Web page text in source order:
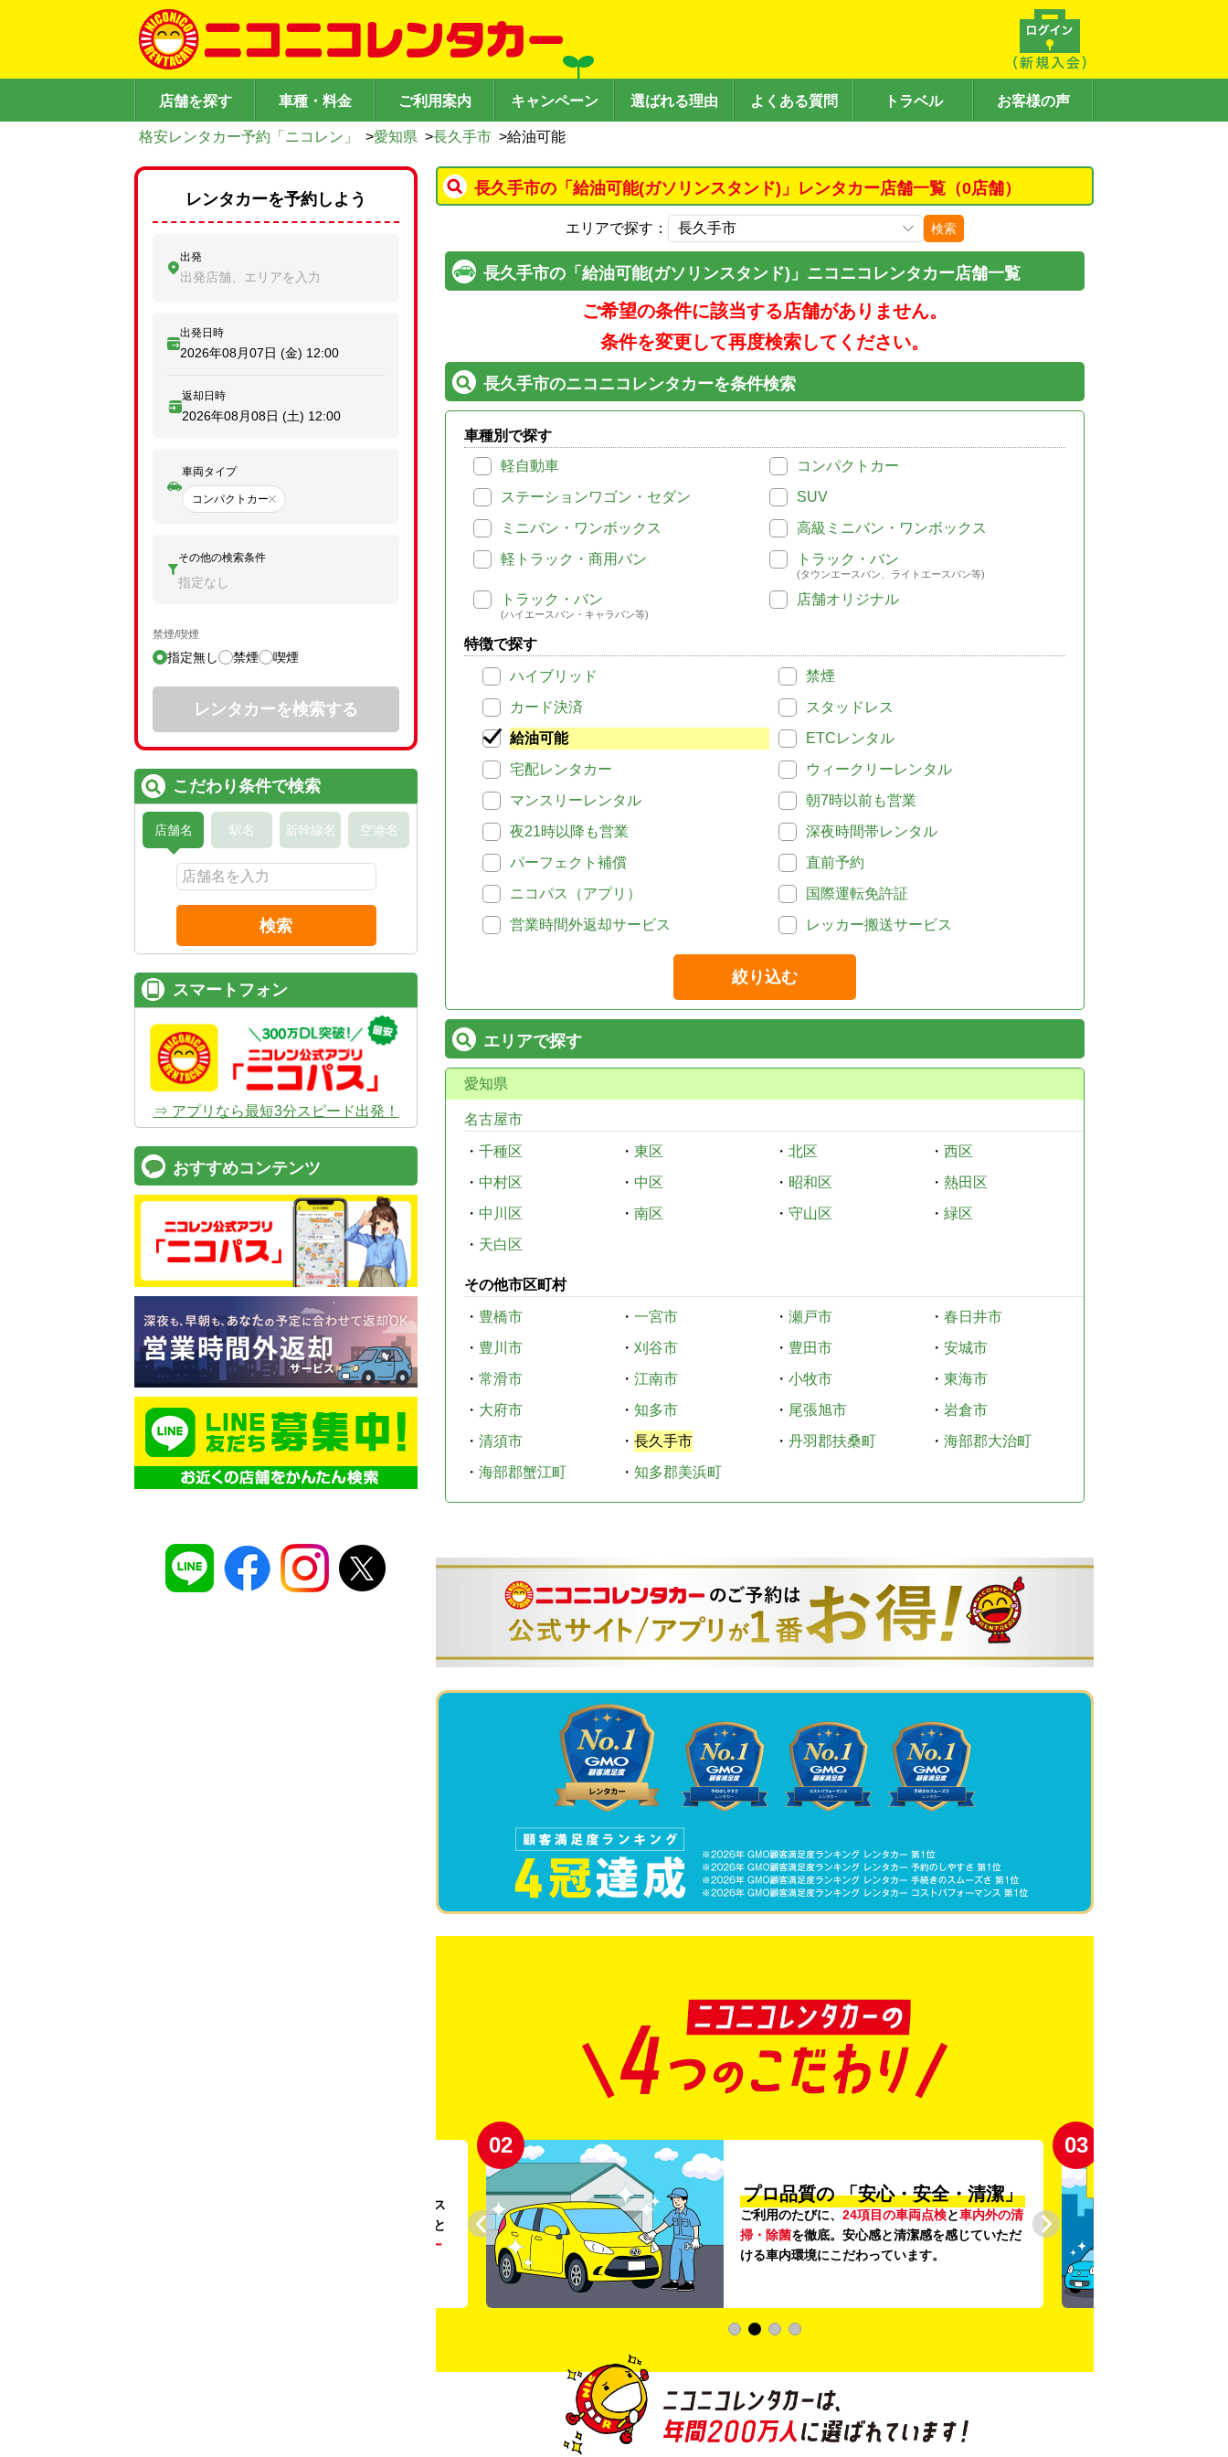
店舗を探す 車種・料金 ご利用案内 キャンペーン 選ばれる理由 よくある質問 トラベル お客様の声
格安レンタカー予約「ニコレン」 >愛知県 >長久手市 >給油可能
長久手市の「給油可能(ガソリンスタンド)」レンタカー店舗一覧（0店舗）
エリアで探す： 検索
長久手市の「給油可能(ガソリンスタンド)」ニコニコレンタカー店舗一覧
ご希望の条件に該当する店舗がありません。
条件を変更して再度検索してください。
長久手市のニコニコレンタカーを条件検索
車種別で探す
軽自動車
コンパクトカー
ステーションワゴン・セダン
SUV
ミニバン・ワンボックス
高級ミニバン・ワンボックス
軽トラック・商用バン
トラック・バン
(タウンエースバン、ライトエースバン等)
トラック・バン
(ハイエースバン・キャラバン等)
店舗オリジナル
特徴で探す
ハイブリッド
禁煙
カード決済
スタッドレス
給油可能
ETCレンタル
宅配レンタカー
ウィークリーレンタル
マンスリーレンタル
朝7時以前も営業
夜21時以降も営業
深夜時間帯レンタル
パーフェクト補償
直前予約
ニコパス（アプリ）
国際運転免許証
営業時間外返却サービス
レッカー搬送サービス
絞り込む
エリアで探す
愛知県
名古屋市
・ 千種区 ・ 東区 ・ 北区 ・ 西区
・ 中村区 ・ 中区 ・ 昭和区 ・ 熱田区
・ 中川区 ・ 南区 ・ 守山区 ・ 緑区
・ 天白区
その他市区町村
・ 豊橋市 ・ 一宮市 ・ 瀬戸市 ・ 春日井市
・ 豊川市 ・ 刈谷市 ・ 豊田市 ・ 安城市
・ 常滑市 ・ 江南市 ・ 小牧市 ・ 東海市
・ 大府市 ・ 知多市 ・ 尾張旭市 ・ 岩倉市
・ 清須市 ・ 長久手市 ・ 丹羽郡扶桑町 ・ 海部郡大治町
・ 海部郡蟹江町 ・ 知多郡美浜町
。ガソリンス
タンドや整備工場の既存インフラを活用すること
リー
02
プロ品質の 「安心・安全・清潔」
ご利用のたびに、 24項目の車両点検と車内外の清
掃・除菌を徹底。安心感と清潔感を感じていただ
ける車内環境にこだわっています。
03
レンタカーを予約しよう
出発
出発店舗、エリアを入力
出発日時
2026年08月07日 (金) 12:00
返却日時
2026年08月08日 (土) 12:00
車両タイプ
コンパクトカー
その他の検索条件
指定なし
禁煙/喫煙
指定無し 禁煙 喫煙
レンタカーを検索する
こだわり条件で検索
店舗名 駅名 新幹線名 空港名
検索
スマートフォン
⇒ アプリなら最短3分スピード出発！
おすすめコンテンツ